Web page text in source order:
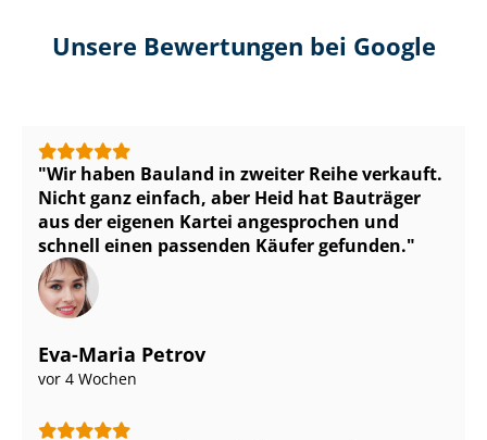
Unsere Bewertungen bei Google
Wir haben Bauland in zweiter Reihe verkauft.
Nicht ganz einfach, aber Heid hat Bauträger
aus der eigenen Kartei angesprochen und
schnell einen passenden Käufer gefunden.
Eva-Maria Petrov
vor 4 Wochen